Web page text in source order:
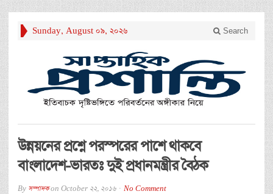
Sunday, August 09, 2026 Search
উন্নয়নের প্রশ্নে পরস্পরের পাশে থাকবে
বাংলাদেশ-ভারতঃ দুই প্রধানমন্ত্রীর বৈঠক
By সম্পাদকon October 22, 2016 No Comment